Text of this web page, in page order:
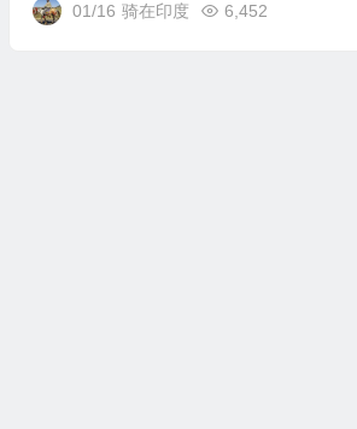
01/16 骑在印度 6,452